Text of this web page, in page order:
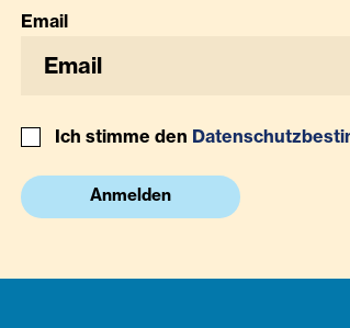
Email
Ich stimme den
Anmelden